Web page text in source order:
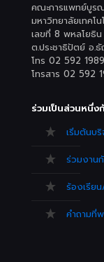
คณะการแพทย์บูร
มหาวิทยาลัยเทคโ
เลขที่ 8 พหลโยธิ
ต.ประชาธิปัตย์ อ.
โทร 02 592 1989
โทรสาร 02 592
ร่วมเป็นส่วนหนึ่ง
เริ่มต้นบริ
ร่วมงานกั
ร้องเรีย
คำถามที่